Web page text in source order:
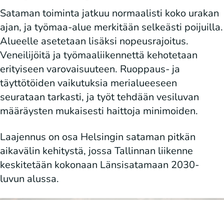
Sataman toiminta jatkuu normaalisti koko urakan
ajan, ja työmaa-alue merkitään selkeästi poijuilla.
Alueelle asetetaan lisäksi nopeusrajoitus.
Veneilijöitä ja työmaaliikennettä kehotetaan
erityiseen varovaisuuteen. Ruoppaus- ja
täyttötöiden vaikutuksia merialueeseen
seurataan tarkasti, ja työt tehdään vesiluvan
määräysten mukaisesti haittoja minimoiden.
Laajennus on osa Helsingin sataman pitkän
aikavälin kehitystä, jossa Tallinnan liikenne
keskitetään kokonaan Länsisatamaan 2030-
luvun alussa.